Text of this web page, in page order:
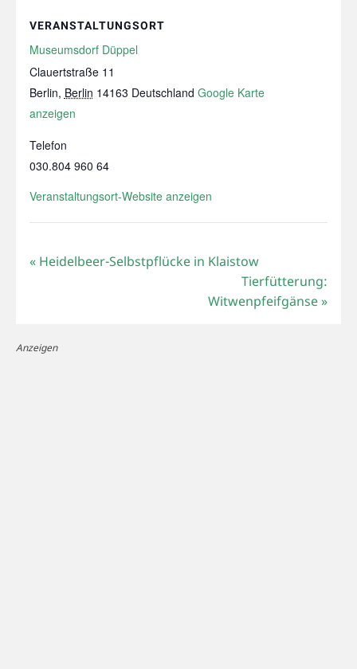
VERANSTALTUNGSORT
Museumsdorf Düppel
Clauertstraße 11
Berlin, Berlin 14163 Deutschland Google Karte
anzeigen
Telefon
030.804 960 64
Veranstaltungsort-Website anzeigen
«Heidelbeer-Selbstpflücke in Klaistow
Tierfütterung:
Witwenpfeifgänse»
Anzeigen